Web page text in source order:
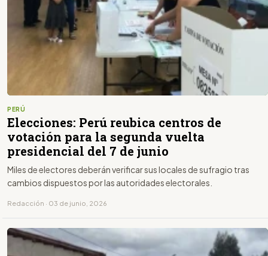
PERÚ
Elecciones: Perú reubica centros de
votación para la segunda vuelta
presidencial del 7 de junio
Miles de electores deberán verificar sus locales de sufragio tras
cambios dispuestos por las autoridades electorales.
Redacción · 03 de junio, 2026